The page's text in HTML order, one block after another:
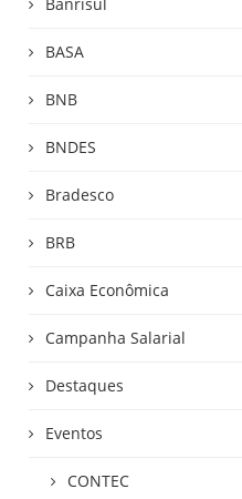
BASA
BNB
BNDES
Bradesco
BRB
Caixa Econômica
Campanha Salarial
Destaques
Eventos
CONTEC